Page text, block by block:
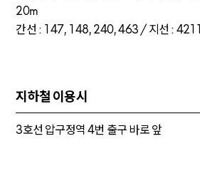
20m
간선 : 147, 148, 240, 463 / 지선 : 4211
지하철 이용시
3호선 압구정역 4번 출구 바로 앞